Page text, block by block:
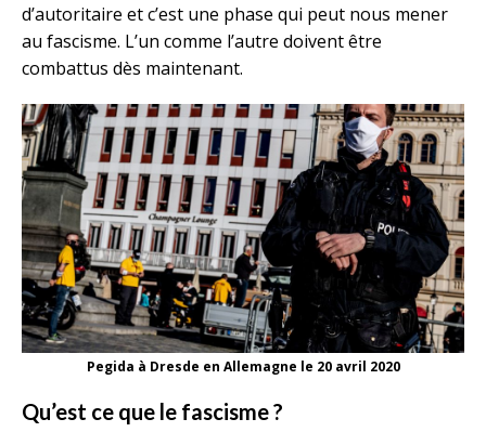
d’autoritaire et c’est une phase qui peut nous mener
au fascisme. L’un comme l’autre doivent être
combattus dès maintenant.
Pegida à Dresde en Allemagne le 20 avril 2020
Qu’est ce que le fascisme ?